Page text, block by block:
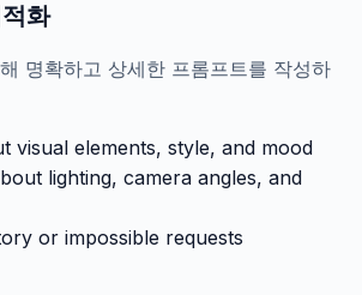
화
명확하고 상세한 프롬프트를 작성하
visual elements, style, and mood
lighting, camera angles, and
or impossible requests